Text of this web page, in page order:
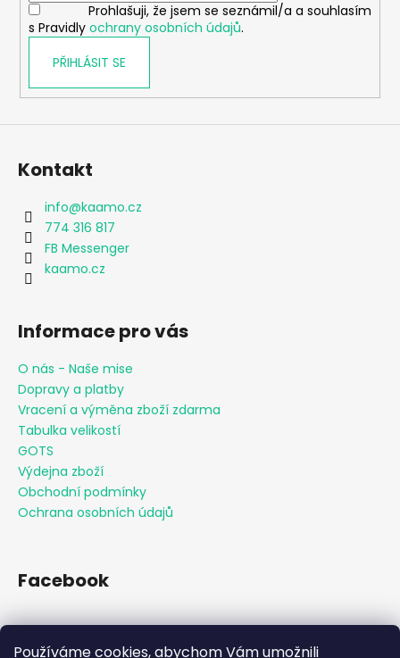
Používáme cookies, abychom Vám umožnili
Prohlašuji, že jsem se seznámil/a a souhlasím
s Pravidly ochrany osobních údajů.
PŘIHLÁSIT SE
Kontakt
info@kaamo.cz
774 316 817
FB Messenger
kaamo.cz
Informace pro vás
O nás - Naše mise
Dopravy a platby
Vracení a výměna zboží zdarma
Tabulka velikostí
GOTS
Výdejna zboží
Obchodní podmínky
Ochrana osobních údajů
Facebook